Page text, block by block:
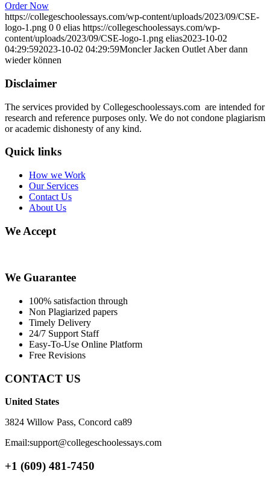
Order Now
https://collegeschoolessays.com/wp-content/uploads/2023/09/CSE-
logo-1.png 0 0 elias https://collegeschoolessays.com/wp-
content/uploads/2023/09/CSE-logo-1.png elias2023-10-02
04:29:592023-10-02 04:29:59Moncler Jacken Outlet Aber dann
wieder können
Disclaimer
The services provided by Collegeschoolessays.com are intended for
research and reference purposes only. We do not condone plagiarism
or academic dishonesty of any kind.
Quick links
How we Work
Our Services
Contact Us
About Us
We Accept
We Guarantee
100% satisfaction through
Non Plagiarized papers
Timely Delivery
24/7 Support Staff
Easy-To-Use Online Platform
Free Revisions
CONTACT US
United States
3824 Willow Pass, Concord ca89
Email:support@collegeschoolessays.com
+1 (609) 481-7450